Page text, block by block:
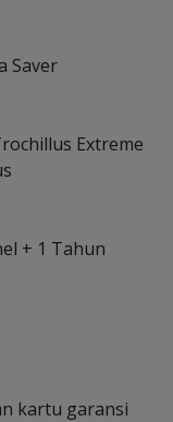
Saver
Extreme
+ 1 Tahun
kartu garansi